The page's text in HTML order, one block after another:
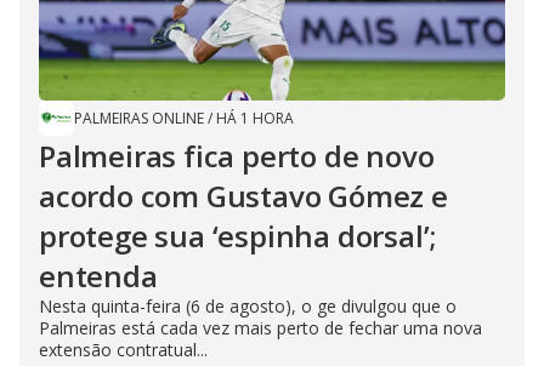
PALMEIRAS ONLINE/ HÁ 1 HORA
Palmeiras fica perto de novo
acordo com Gustavo Gómez e
protege sua ‘espinha dorsal’;
entenda
Nesta quinta-feira (6 de agosto), o ge divulgou que o
Palmeiras está cada vez mais perto de fechar uma nova
extensão contratual...